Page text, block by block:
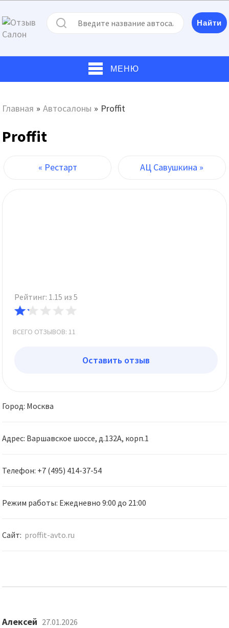
МЕНЮ
Главная » Автосалоны » Proffit
Proffit
« Рестарт АЦ Савушкина »
Город: Москва
Адрес: Варшавское шоссе, д.132А, корп.1
Телефон: +7 (495) 414-37-54
Режим работы: Ежедневно 9:00 до 21:00
Сайт: proffit-avto.ru
Рейтинг: 1.15 из 5
ВСЕГО ОТЗЫВОВ: 11
Оставить отзыв
Алексей 27.01.2026